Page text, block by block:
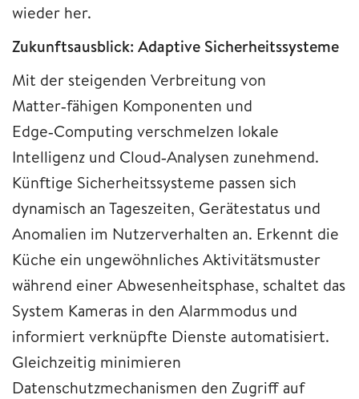
wieder her.
Zukunftsausblick: Adaptive Sicherheitssysteme
Mit der steigenden Verbreitung von
Matter‑fähigen Komponenten und
Edge‑Computing verschmelzen lokale
Intelligenz und Cloud‑Analysen zunehmend.
Künftige Sicherheitssysteme passen sich
dynamisch an Tageszeiten, Gerätestatus und
Anomalien im Nutzerverhalten an. Erkennt die
Küche ein ungewöhnliches Aktivitätsmuster
während einer Abwesenheitsphase, schaltet das
System Kameras in den Alarmmodus und
informiert verknüpfte Dienste automatisiert.
Gleichzeitig minimieren
Datenschutzmechanismen den Zugriff auf